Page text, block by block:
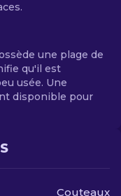
une plage de
qu'il est
usée. Une
disponible pour
Couteaux